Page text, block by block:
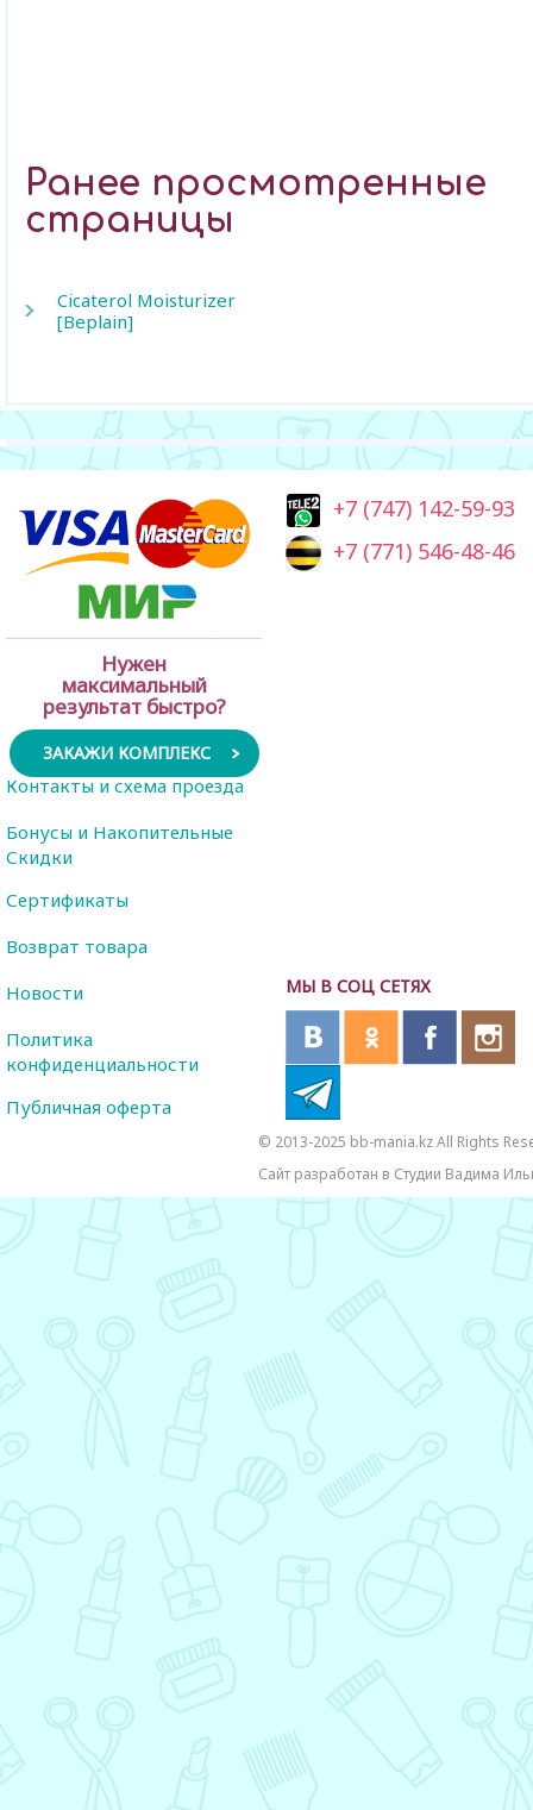
Ранее просмотренные
страницы
Cicaterol Moisturizer
[Beplain]
Нужен
максимальный
результат быстро?
ЗАКАЖИ КОМПЛЕКС
+7 (747) 142-59-93
+7 (771) 546-48-46
МЫ В СОЦ СЕТЯХ
Контакты и схема проезда
Бонусы и Накопительные
Скидки
Сертификаты
Возврат товара
Новости
Политика
конфиденциальности
Публичная оферта
© 2013-2025 bb-mania.kz All Rights
Сайт разработан в Студии Вадима